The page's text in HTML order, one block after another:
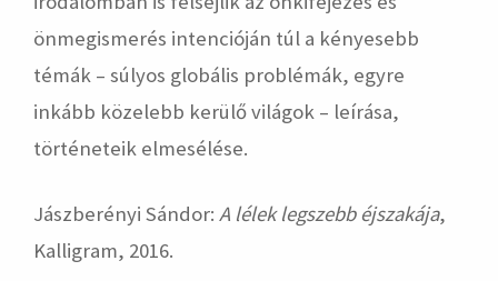
önmegismerés intencióján túl a kényesebb
témák – súlyos globális problémák, egyre
inkább közelebb kerülő világok – leírása,
történeteik elmesélése.
Jászberényi Sándor: A lélek legszebb éjszakája,
Kalligram, 2016.